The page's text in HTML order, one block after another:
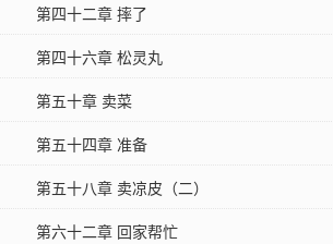
第四十二章 摔了
第四十六章 松灵丸
第五十章 卖菜
第五十四章 准备
第五十八章 卖凉皮（二）
第六十二章 回家帮忙